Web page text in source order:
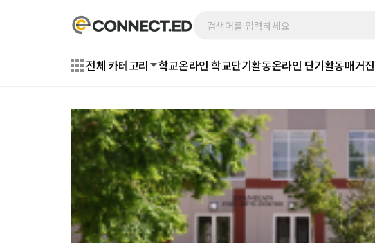
전체 카테고리 학교온라인 학교단기활동온라인 단기활동매거진